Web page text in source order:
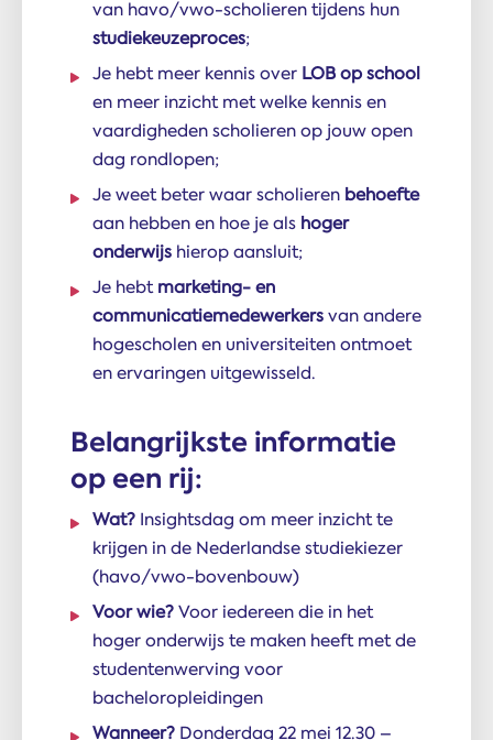
van havo/vwo-scholieren tijdens hun
studiekeuzeproces;
Je hebt meer kennis over LOB op school
en meer inzicht met welke kennis en
vaardigheden scholieren op jouw open
dag rondlopen;
Je weet beter waar scholieren behoefte
aan hebben en hoe je als hoger
onderwijs hierop aansluit;
Je hebtmarketing- en
communicatiemedewerkersvan andere
hogescholen en universiteiten ontmoet
en ervaringen uitgewisseld.
Belangrijkste informatie
op een rij:
Wat? Insightsdag om meer inzicht te
krijgen in de Nederlandse studiekiezer
(havo/vwo-bovenbouw)
Voor wie?Voor iedereen die in het
hoger onderwijs te maken heeft met de
studentenwerving voor
bacheloropleidingen
Wanneer? Donderdag 22 mei 12.30 –